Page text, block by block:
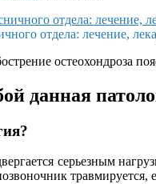
отдела: лечение,
остеохондроза
данная
серьезным